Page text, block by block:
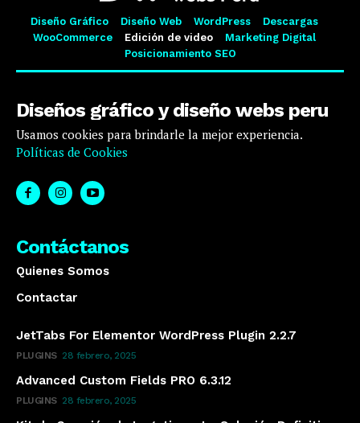
Diseño Gráfico Diseño Web WordPress
Descargas
WooCommerce
Edición de video
Marketing Digital
Posicionamiento SEO
Diseños gráfico y diseño webs peru
Usamos cookies para brindarle la mejor experiencia.
Políticas de Cookies
Contáctanos
Quienes Somos
Contactar
JetTabs For Elementor WordPress Plugin 2.2.7
PLUGINS 28 febrero, 2025
Advanced Custom Fields PRO 6.3.12
PLUGINS 28 febrero, 2025